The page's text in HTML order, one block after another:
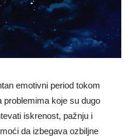
emotivni period tokom
problemima koje su dugo
iskrenost, pažnju i
da izbegava ozbiljne